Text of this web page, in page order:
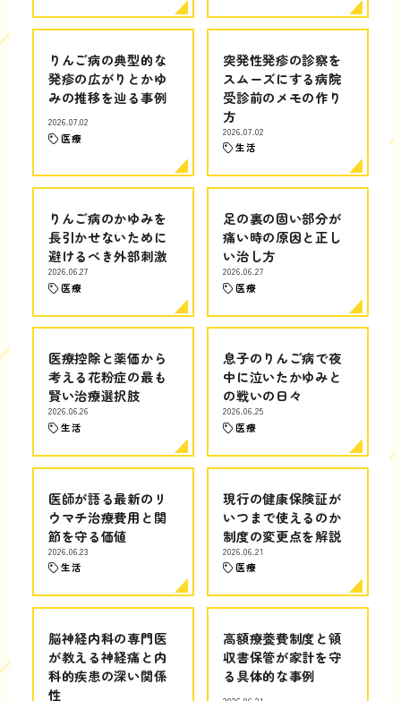
りんご病の典型的な
発疹の広がりとかゆ
みの推移を辿る事例
2026.07.02
医療
突発性発疹の診察を
スムーズにする病院
受診前のメモの作り
方
2026.07.02
生活
りんご病のかゆみを
長引かせないために
避けるべき外部刺激
2026.06.27
医療
足の裏の固い部分が
痛い時の原因と正し
い治し方
2026.06.27
医療
医療控除と薬価から
考える花粉症の最も
賢い治療選択肢
2026.06.26
生活
息子のりんご病で夜
中に泣いたかゆみと
の戦いの日々
2026.06.25
医療
医師が語る最新のリ
ウマチ治療費用と関
節を守る価値
2026.06.23
生活
現行の健康保険証が
いつまで使えるのか
制度の変更点を解説
2026.06.21
医療
脳神経内科の専門医
が教える神経痛と内
科的疾患の深い関係
性
高額療養費制度と領
収書保管が家計を守
る具体的な事例